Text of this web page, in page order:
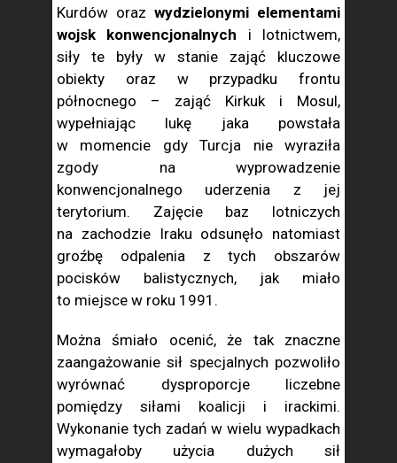
Kurdów oraz wydzielonymi elementami
wojsk konwencjonalnych i lotnictwem,
siły te były w stanie zająć kluczowe
obiekty oraz w przypadku frontu
północnego – zająć Kirkuk i Mosul,
wypełniając lukę jaka powstała
w momencie gdy Turcja nie wyraziła
zgody na wyprowadzenie
konwencjonalnego uderzenia z jej
terytorium. Zajęcie baz lotniczych
na zachodzie Iraku odsunęło natomiast
groźbę odpalenia z tych obszarów
pocisków balistycznych, jak miało
to miejsce w roku 1991.
Można śmiało ocenić, że tak znaczne
zaangażowanie sił specjalnych pozwoliło
wyrównać dysproporcje liczebne
pomiędzy siłami koalicji i irackimi.
Wykonanie tych zadań w wielu wypadkach
wymagałoby użycia dużych sił